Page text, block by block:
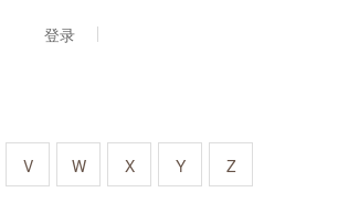
登录
V W X Y Z